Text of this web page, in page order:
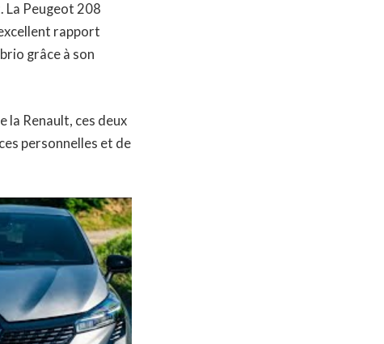
La Peugeot 208
rapport
grâce à son
la Renault, ces deux
personnelles et de